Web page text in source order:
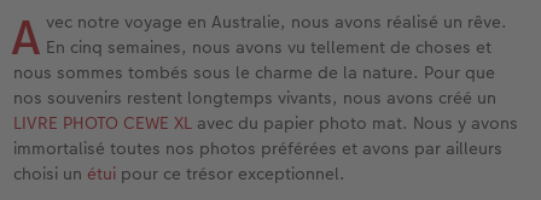
Exemples
Témoignages clients
Coffeetable Book «Art Collection»
Accessoires
CEWE myPhotos
Tableau photo Prestige
Photo sur carton mousse
Multi-déco
Idées de cadeaux
Carte cadeau CEWE
CEWE myPhotos
CEWE myPhotos
Accessoires
A vec notre voyage en Australie, nous avons réalisé un rêve.
En cinq semaines, nous avons vu tellement de choses et
nous sommes tombés sous le charme de la nature. Pour que
nos souvenirs restent longtemps vivants, nous avons créé un
LIVRE PHOTO CEWE XL avec du papier photo mat. Nous y avons
immortalisé toutes nos photos préférées et avons par ailleurs
choisi un étui pour ce trésor exceptionnel.